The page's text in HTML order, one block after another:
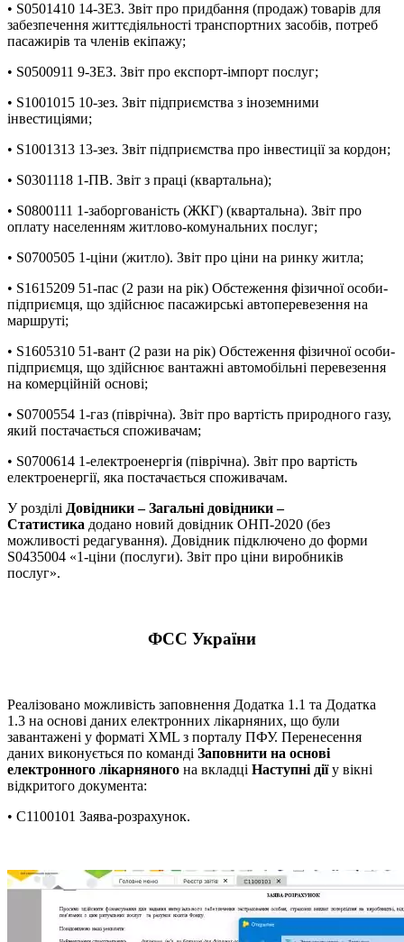
• S0501410 14-ЗЕЗ. Звіт про придбання (продаж) товарів для
забезпечення життєдіяльності транспортних засобів, потреб
пасажирів та членів екіпажу;
• S0500911 9-ЗЕЗ. Звіт про експорт-імпорт послуг;
• S1001015 10-зез. Звіт підприємства з іноземними
інвестиціями;
• S1001313 13-зез. Звіт підприємства про інвестиції за кордон;
• S0301118 1-ПВ. Звіт з праці (квартальна);
• S0800111 1-заборгованість (ЖКГ) (квартальна). Звіт про
оплату населенням житлово-комунальних послуг;
• S0700505 1-ціни (житло). Звіт про ціни на ринку житла;
• S1615209 51-пас (2 рази на рік) Обстеження фізичної особи-
підприємця, що здійснює пасажирські автоперевезення на
маршруті;
• S1605310 51-вант (2 рази на рік) Обстеження фізичної особи-
підприємця, що здійснює вантажні автомобільні перевезення
на комерційній основі;
• S0700554 1-газ (піврічна). Звіт про вартість природного газу,
який постачається споживачам;
• S0700614 1-електроенергія (піврічна). Звіт про вартість
електроенергії, яка постачається споживачам.
У розділі Довідники – Загальні довідники –
Статистика додано новий довідник ОНП-2020 (без
можливості редагування). Довідник підключено до форми
S0435004 «1-ціни (послуги). Звіт про ціни виробників
послуг».
ФСС України
Реалізовано можливість заповнення Додатка 1.1 та Додатка
1.3 на основі даних електронних лікарняних, що були
завантажені у форматі XML з порталу ПФУ. Перенесення
даних виконується по команді Заповнити на основі
електронного лікарняного на вкладці Наступні діїу вікні
відкритого документа:
• C1100101 Заява-розрахунок.